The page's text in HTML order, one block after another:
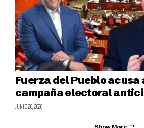
Fuerza del Pueblo acusa
campaña electoral
JUNIO 26, 2026